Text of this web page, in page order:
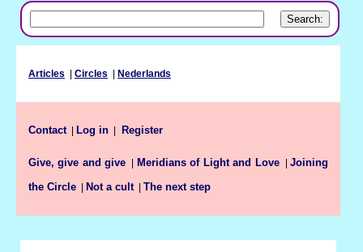
Articles Circles Nederlands
Contact| Log in Register
Give, give and give Meridians of Light and Love|Joining
the Circle
Not a cult| The next step